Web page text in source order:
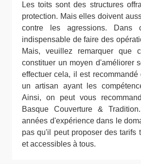
Les toits sont des structures
protection. Mais elles doivent
contre les agressions.
indispensable de faire des
Mais, veuillez remarquer que
constituer un moyen d'améliorer
effectuer cela, il est
un artisan ayant les
Ainsi, on peut vous
Basque Couverture &
années d'expérience dans le
pas qu'il peut proposer des tarifs
et accessibles à tous.